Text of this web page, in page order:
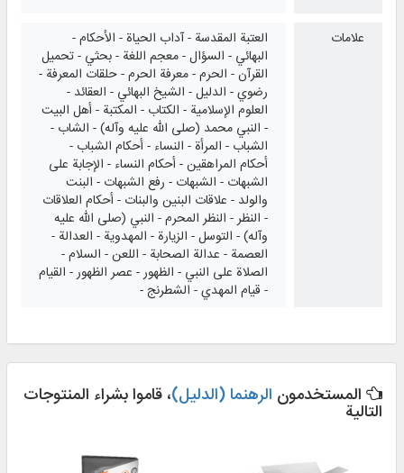
علامات
العتبة المقدسة - آداب الحياة - الأحكام -
البهائي - السؤال - معجم اللغة - بحثي - تحميل
القرآن - الحرم - معرفة الحرم - حلقات المعرفة -
رضوي - الدليل - الشيخ البهائي - العقائد -
العلوم الإسلامية - الكتاب - المكتبة - أهل البيت
- النبي محمد (صلى الله عليه وآله) - الشاب -
الشباب - المرأة - النساء - أحكام الشباب -
أحكام المراهقين - أحكام النساء - الإجابة على
الشبهات - الشبهات - رفع الشبهات - البنت
والولد - علاقات البنين والبنات - أحكام العلاقات
- النظر - النظر المحرم - النبي (صلى الله عليه
وآله) - التوسل - الزيارة - المهدوية - العدالة -
العصمة - عدالة الصحابة - اللعن - السلام -
الصلاة على النبي - الظهور - عصر الظهور - القيام
- قيام المهدي - الشطرنج -
المستخدمون الرهنما (الدليل)، قاموا بشراء المنتوجات
التالية